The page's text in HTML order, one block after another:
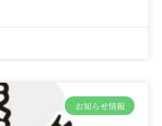
お知らせ情報